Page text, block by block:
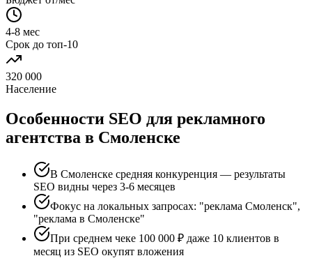
4-8 мес
Срок до топ-10
320 000
Население
Особенности SEO для рекламного
агентства в Смоленске
В Смоленске средняя конкуренция — результаты
SEO видны через 3-6 месяцев
Фокус на локальных запросах: "реклама Смоленск",
"реклама в Смоленске"
При среднем чеке 100 000 ₽ даже 10 клиентов в
месяц из SEO окупят вложения